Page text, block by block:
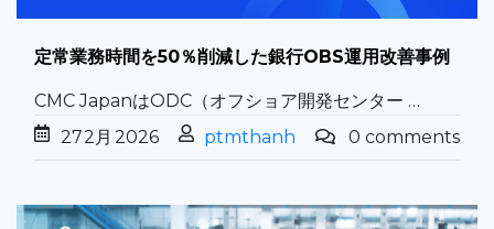
定常業務時間を50％削減した銀行OBS運用改善事例
CMC JapanはODC（オフショア開発センター …
272月 2026 ptmthanh 0 comments